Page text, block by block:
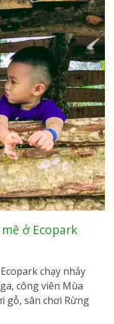
ở Ecopark
chạy nhảy
công viên Mùa
gỗ, sân chơi Rừng